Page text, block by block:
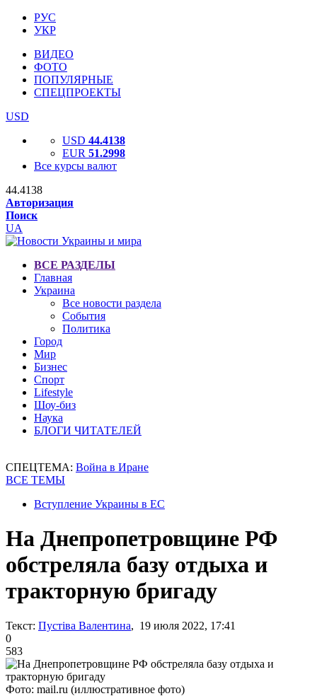
РУС
УКР
ВИДЕО
ФОТО
ПОПУЛЯРНЫЕ
СПЕЦПРОЕКТЫ
USD
USD 44.4138
EUR 51.2998
Все курсы валют
44.4138
Авторизация
Поиск
UA
ВСЕ РАЗДЕЛЫ
Главная
Украина
Все новости раздела
События
Политика
Город
Мир
Бизнес
Спорт
Lifestyle
Шоу-биз
Наука
БЛОГИ ЧИТАТЕЛЕЙ
СПЕЦТЕМА: Война в Иране
ВСЕ ТЕМЫ
Вступление Украины в ЕС
На Днепропетровщине РФ
обстреляла базу отдыха и
тракторную бригаду
Текст: Пустіва Валентина, 19 июля 2022, 17:41
0
583
Фото: mail.ru (иллюстративное фото)